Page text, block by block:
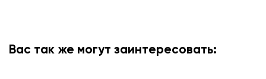
Вас так же могут заинтересовать: